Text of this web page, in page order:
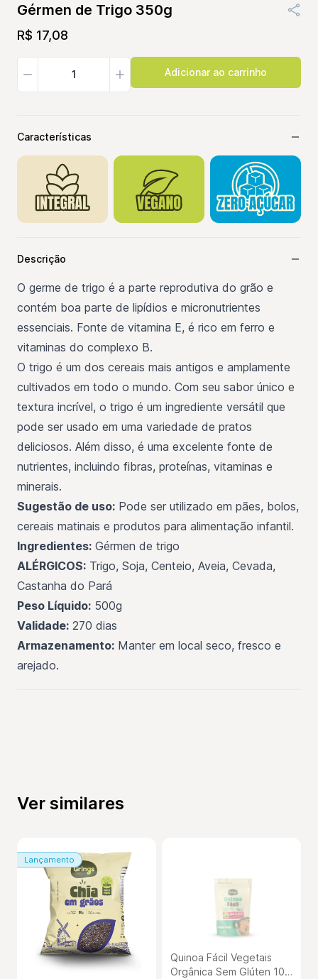
Gérmen de Trigo 350g
R$ 17,08
Características
Descrição
O germe de trigo é a parte reprodutiva do grão e
contém boa parte de lipídios e micronutrientes
essenciais. Fonte de vitamina E, é rico em ferro e
vitaminas do complexo B.
O trigo é um dos cereais mais antigos e amplamente
cultivados em todo o mundo. Com seu sabor único e
textura incrível, o trigo é um ingrediente versátil que
pode ser usado em uma variedade de pratos
deliciosos. Além disso, é uma excelente fonte de
nutrientes, incluindo fibras, proteínas, vitaminas e
minerais.
Sugestão de uso: Pode ser utilizado em pães, bolos,
cereais matinais e produtos para alimentação infantil.
Ingredientes: Gérmen de trigo
ALÉRGICOS: Trigo, Soja, Centeio, Aveia, Cevada,
Castanha do Pará
Peso Líquido: 500g
Validade: 270 dias
Armazenamento: Manter em local seco, fresco e
arejado.
Ver similares
Lançamento
Quinoa Fácil Vegetais
Orgânica Sem Glúten 100